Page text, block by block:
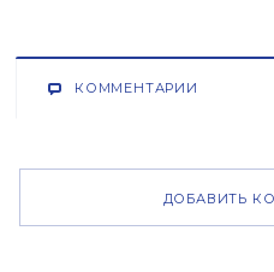
КОММЕНТАРИИ
ДОБАВИТЬ